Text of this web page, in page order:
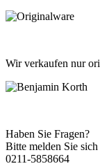
Wir verkaufen nur
Haben Sie Fragen?
Bitte melden Sie
0211-5858664